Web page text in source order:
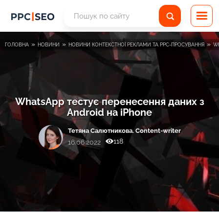
ГОЛОВНА » НОВИНИ » НОВИНИ КОНТЕКСТНОЇ РЕКЛАМИ ТА PPC-ПРОСУВАННЯ »
WhatsApp тестує перенесення даних з
Android на iPhone
Тетяна Салютникова. Content-writer
16.06.2022 118